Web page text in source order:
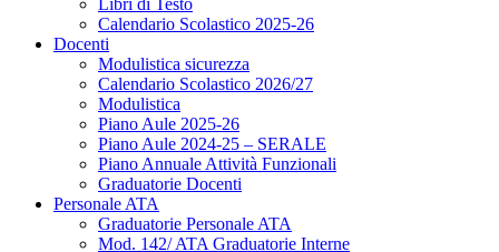
Libri di Testo
Calendario Scolastico 2025-26
Docenti
Modulistica sicurezza
Calendario Scolastico 2026/27
Modulistica
Piano Aule 2025-26
Piano Aule 2024-25 – SERALE
Piano Annuale Attività Funzionali
Graduatorie Docenti
Personale ATA
Graduatorie Personale ATA
Mod. 142/ ATA Graduatorie Interne